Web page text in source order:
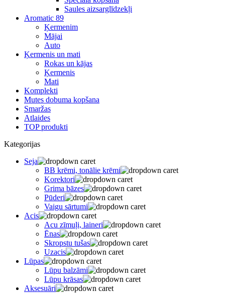
Saules aizsarglīdzekļi
Aromatic 89
Ķermenim
Mājai
Auto
Ķermenis un mati
Rokas un kājas
Ķermenis
Mati
Komplekti
Mutes dobuma kopšana
Smaržas
Atlaides
TOP produkti
Kategorijas
Seja
BB krēmi, tonālie krēmi
Korektori
Grima bāzes
Pūderi
Vaigu sārtumi
Acis
Acu zīmuļi, laineri
Ēnas
Skropstu tušas
Uzacis
Lūpas
Lūpu balzāmi
Lūpu krāsas
Aksesuāri